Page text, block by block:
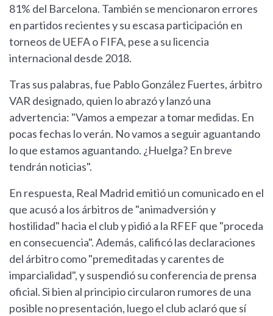
81% del Barcelona. También se mencionaron errores
en partidos recientes y su escasa participación en
torneos de UEFA o FIFA, pese a su licencia
internacional desde 2018.
Tras sus palabras, fue Pablo González Fuertes, árbitro
VAR designado, quien lo abrazó y lanzó una
advertencia: "Vamos a empezar a tomar medidas. En
pocas fechas lo verán. No vamos a seguir aguantando
lo que estamos aguantando. ¿Huelga? En breve
tendrán noticias".
En respuesta, Real Madrid emitió un comunicado en el
que acusó a los árbitros de "animadversión y
hostilidad" hacia el club y pidió a la RFEF que "proceda
en consecuencia". Además, calificó las declaraciones
del árbitro como "premeditadas y carentes de
imparcialidad", y suspendió su conferencia de prensa
oficial. Si bien al principio circularon rumores de una
posible no presentación, luego el club aclaró que sí